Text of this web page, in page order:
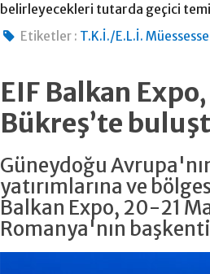
belirleyecekleri tutarda geçici
Etiketler : T.K.İ./E.L.İ.
EIF Balkan
Bükreş’te
Güneydoğu
yatırımlarına ve
Balkan Expo, 20-21
Romanya'nın